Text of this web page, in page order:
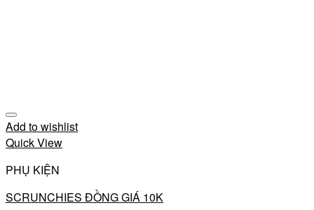
Add to wishlist
Quick View
PHỤ KIỆN
SCRUNCHIES ĐỒNG GIÁ 10K